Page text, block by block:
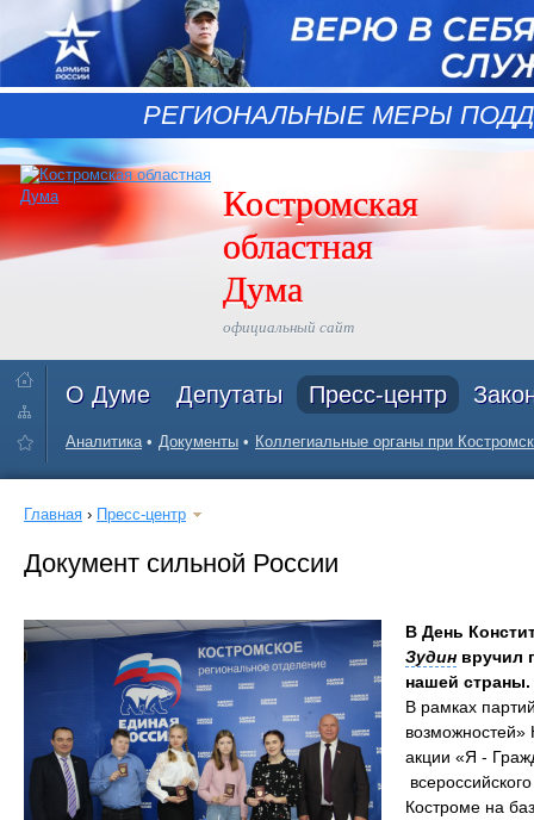
РЕГИОНАЛЬНЫЕ МЕРЫ
Костромская
областная
Дума
официальный сайт
О Думе Депутаты Пресс-центр
Аналитика Документы Коллегиальные органы при
Главная › Пресс-центр
Документ сильной России
В День
Зудин вручил
нашей страны.
В рамках
возможностей»
акции «Я -
Костроме на